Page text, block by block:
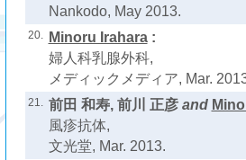
Nankodo, May 2013.
20. Minoru Irahara:
婦人科乳腺外科,
メディックメディア, Mar.
21. 前田 和寿, 前川 正彦and
風疹抗体,
文光堂, Mar. 2013.